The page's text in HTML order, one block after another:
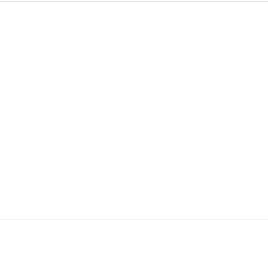
El descenso nos tomará 6 horas. Pasaremos la noche en un
Pasaremos la noche en tiendas.
de una cena y nos despediremos.